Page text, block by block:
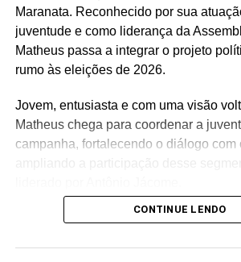
Ariane Magalhães (RJ)
O PSOL afirma ser a favor da liberdade
combate o racismo religioso. Segundo
filiados, há pessoas que se
causa, sendo esta uma iniciativa
Maranata. Reconhecido por sua
juventude e como liderança da
Matheus passa a integrar o projeto
rumo às eleições de 2026.
Jovem, entusiasta e com uma visão
Matheus chega para coordenar a
campanha, fortalecendo o diálogo com
Ao declarar seu apoio, Matheus
CONTINUE LENDO